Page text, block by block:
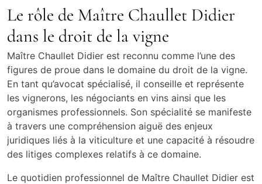
Le rôle de Maître Chaullet Didier
dans le droit de la vigne
Maître Chaullet Didier est reconnu comme l’une des
figures de proue dans le domaine du droit de la vigne.
En tant qu’avocat spécialisé, il conseille et représente
les vignerons, les négociants en vins ainsi que les
organismes professionnels. Son spécialité se manifeste
à travers une compréhension aiguë des enjeux
juridiques liés à la viticulture et une capacité à résoudre
des litiges complexes relatifs à ce domaine.
Le quotidien professionnel de Maître Chaullet Didier est